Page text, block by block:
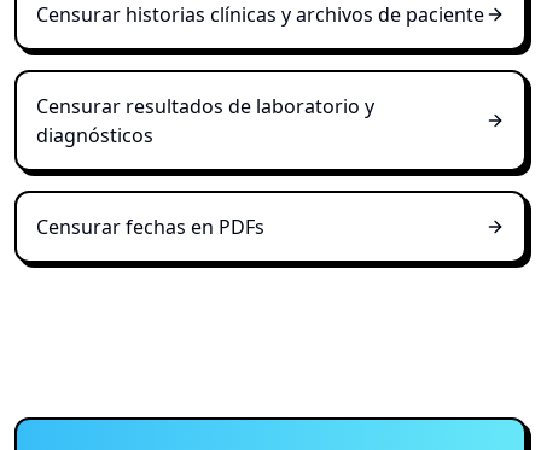
Censurar historias clínicas y archivos de paciente
Censurar resultados de laboratorio y
diagnósticos
Censurar fechas en PDFs